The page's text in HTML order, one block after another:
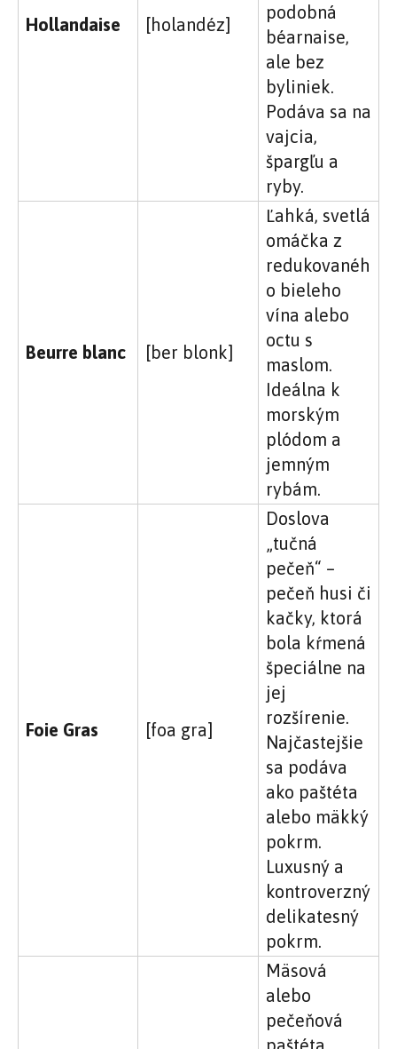
Hollandaise [holandéz]
podobná
béarnaise,
ale bez
byliniek.
Podáva sa na
vajcia,
špargľu a
ryby.
Beurre blanc [ber blonk]
Ľahká, svetlá
omáčka z
redukovanéh
o bieleho
vína alebo
octu s
maslom.
Ideálna k
morským
plódom a
jemným
rybám.
Foie Gras [foa gra]
Doslova
„tučná
pečeň“ –
pečeň husi či
kačky, ktorá
bola kŕmená
špeciálne na
jej
rozšírenie.
Najčastejšie
sa podáva
ako paštéta
alebo mäkký
pokrm.
Luxusný a
kontroverzný
delikatesný
pokrm.
Mäsová
alebo
pečeňová
paštéta,